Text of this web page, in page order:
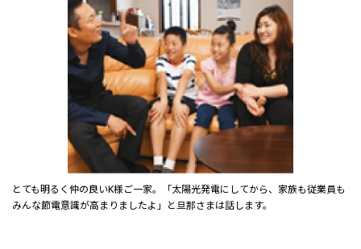
とても明るく仲の良いK様ご一家。「太陽光発電にしてから、家族も従業員も
みんな節電意識が高まりましたよ」と旦那さまは話します。